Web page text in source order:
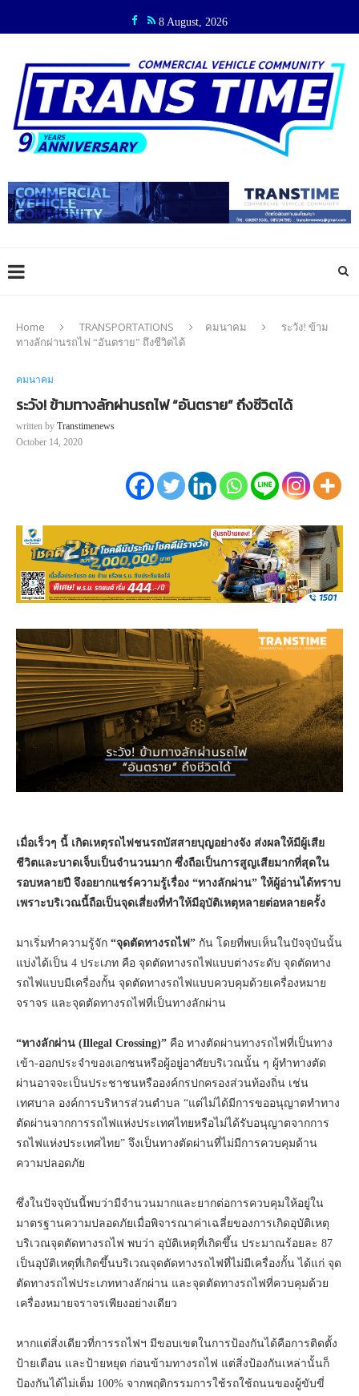
8 August, 2026
Home TRANSPORTATIONS คมนาคม
ระวัง! ข้าม
ทางลักผ่านรถไฟ “อันตราย” ถึงชีวิตได้
คมนาคม
ระวัง! ข้ามทางลักผ่านรถไฟ “อันตราย” ถึงชีวิตได้
written by Transtimenews
October 14, 2020
เมื่อเร็วๆ นี้ เกิดเหตุรถไฟชนรถบัสสายบุญอย่างจัง ส่งผลให้มีผู้เสีย
ชีวิตและบาดเจ็บเป็นจำนวนมาก ซึ่งถือเป็นการสูญเสียมากที่สุดใน
รอบหลายปี จึงอยากแชร์ความรู้เรื่อง “ทางลักผ่าน” ให้ผู้อ่านได้ทราบ
เพราะบริเวณนี้ถือเป็นจุดเสี่ยงที่ทำให้มีอุบัติเหตุหลายต่อหลายครั้ง
มาเริ่มทำความรู้จัก “จุดตัดทางรถไฟ” กัน โดยที่พบเห็นในปัจจุบันนั้น
แบ่งได้เป็น 4 ประเภท คือ จุดตัดทางรถไฟแบบต่างระดับ จุดตัดทาง
รถไฟแบบมีเครื่องกั้น จุดตัดทางรถไฟแบบควบคุมด้วยเครื่องหมาย
จราจร และจุดตัดทางรถไฟที่เป็นทางลักผ่าน
“ทางลักผ่าน (Illegal Crossing)” คือ ทางตัดผ่านทางรถไฟที่เป็นทาง
เข้า-ออกประจำของเอกชนหรือผู้อยู่อาศัยบริเวณนั้น ๆ ผู้ทำทางตัด
ผ่านอาจจะเป็นประชาชนหรือองค์กรปกครองส่วนท้องถิ่น เช่น
เทศบาล องค์การบริหารส่วนตำบล “แต่ไม่ได้มีการขออนุญาตทำทาง
ตัดผ่านจากการรถไฟแห่งประเทศไทยหรือไม่ได้รับอนุญาตจากการ
รถไฟแห่งประเทศไทย” จึงเป็นทางตัดผ่านที่ไม่มีการควบคุมด้าน
ความปลอดภัย
ซึ่งในปัจจุบันนี้พบว่ามีจำนวนมากและยากต่อการควบคุมให้อยู่ใน
มาตรฐานความปลอดภัยเมื่อพิจารณาค่าเฉลี่ยของการเกิดอุบัติเหตุ
บริเวณจุดตัดทางรถไฟ พบว่า อุบัติเหตุที่เกิดขึ้น ประมาณร้อยละ 87
เป็นอุบัติเหตุที่เกิดขึ้นบริเวณจุดตัดทางรถไฟที่ไม่มีเครื่องกั้น ได้แก่ จุด
ตัดทางรถไฟประเภททางลักผ่าน และจุดตัดทางรถไฟที่ควบคุมด้วย
เครื่องหมายจราจรเพียงอย่างเดียว
หากแต่สิ่งเดียวที่การรถไฟฯ มีขอบเขตในการป้องกันได้คือการติดตั้ง
ป้ายเตือน และป้ายหยุด ก่อนข้ามทางรถไฟ แต่สิ่งป้องกันเหล่านั้นก็
ป้องกันได้ไม่เต็ม 100% จากพฤติกรรมการใช้รถใช้ถนนของผู้ขับขี่